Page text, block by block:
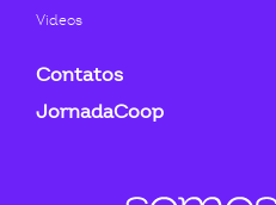
Videos
Contatos
JornadaCoop